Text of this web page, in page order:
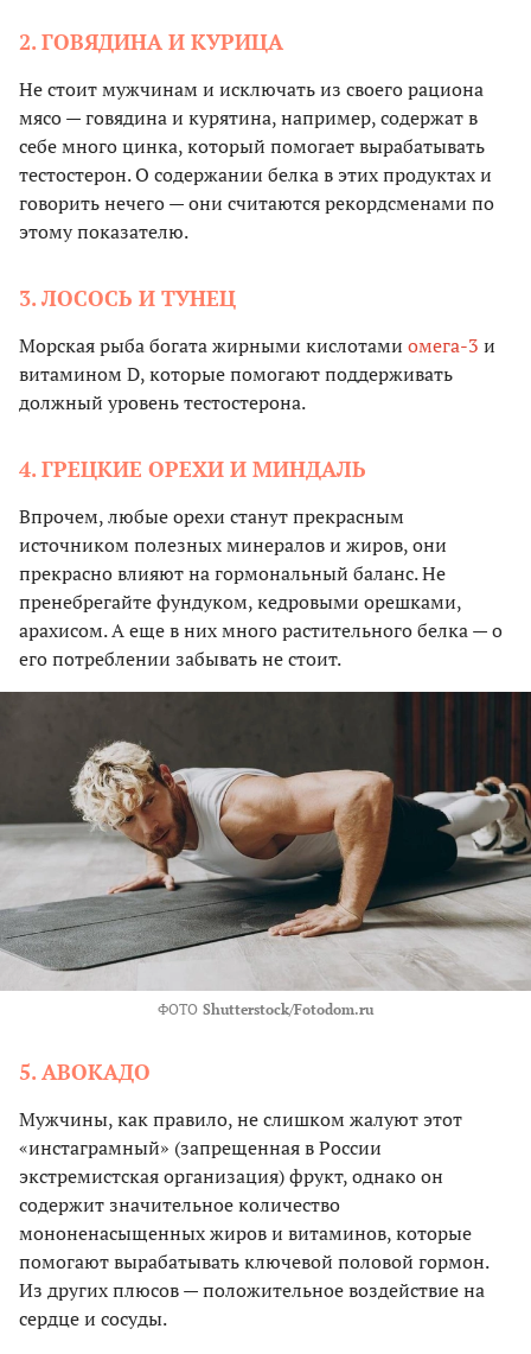
2. ГОВЯДИНА И КУРИЦА
Не стоит мужчинам и исключать из своего рациона
мясо — говядина и курятина, например, содержат в
себе много цинка, который помогает вырабатывать
тестостерон. О содержании белка в этих продуктах и
говорить нечего — они считаются рекордсменами по
этому показателю.
3. ЛОСОСЬ И ТУНЕЦ
Морская рыба богата жирными кислотами омега-3 и
витамином D, которые помогают поддерживать
должный уровень тестостерона.
4. ГРЕЦКИЕ ОРЕХИ И МИНДАЛЬ
Впрочем, любые орехи станут прекрасным
источником полезных минералов и жиров, они
прекрасно влияют на гормональный баланс. Не
пренебрегайте фундуком, кедровыми орешками,
арахисом. А еще в них много растительного белка — о
его потреблении забывать не стоит.
ФОТО Shutterstock/Fotodom.ru
5. АВОКАДО
Мужчины, как правило, не слишком жалуют этот
«инстаграмный» (запрещенная в России
экстремистская организация) фрукт, однако он
содержит значительное количество
мононенасыщенных жиров и витаминов, которые
помогают вырабатывать ключевой половой гормон.
Из других плюсов — положительное воздействие на
сердце и сосуды.